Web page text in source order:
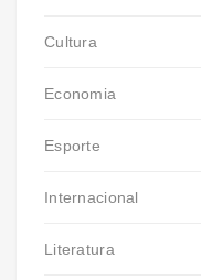
Cultura
Economia
Esporte
Internacional
Literatura